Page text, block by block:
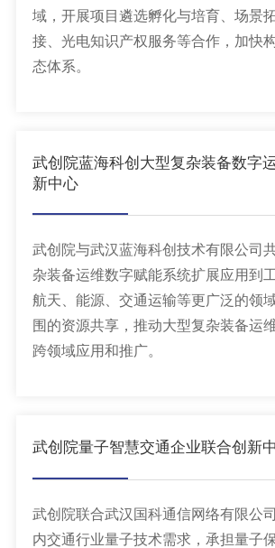
域，开展项目遴选孵化与培育、场景
接、光电知识产权服务等合作，加快
态体系。
武创院蓝海科创大型复杂装备数字
新中心
武创院与武汉蓝海科创技术有限公司
杂装备运维数字赋能系统扩展应用到
航天、能源、交通运输等更广泛的领
围的资源共享，推动大型复杂装备运
跨领域应用和推广。
武创院量子智慧交通企业联合创新
武创院联合武汉国科通信网络有限公
内交通行业量子技术需求，承担量子